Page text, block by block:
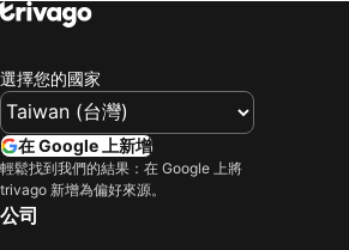
澎湖飯店
新竹地區飯店
東京都飯店
金門飯店
屏東飯店
胡志明市飯店
選擇您的國家
在 Google 上新增
輕鬆找到我們的結果：在 Google 上將
trivago 新增為偏好來源。
公司